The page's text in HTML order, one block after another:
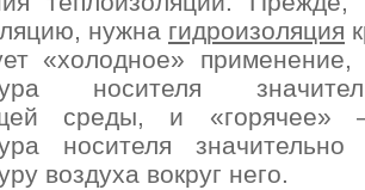
нужна гидроизоляция
«холодное» применение,
носителя
среды, и
носителя значительно
воздуха вокруг него.